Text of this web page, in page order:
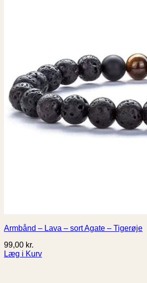
Armbånd – Lava – sort Agate – Tigerøje
99,00 kr.
Læg i Kurv